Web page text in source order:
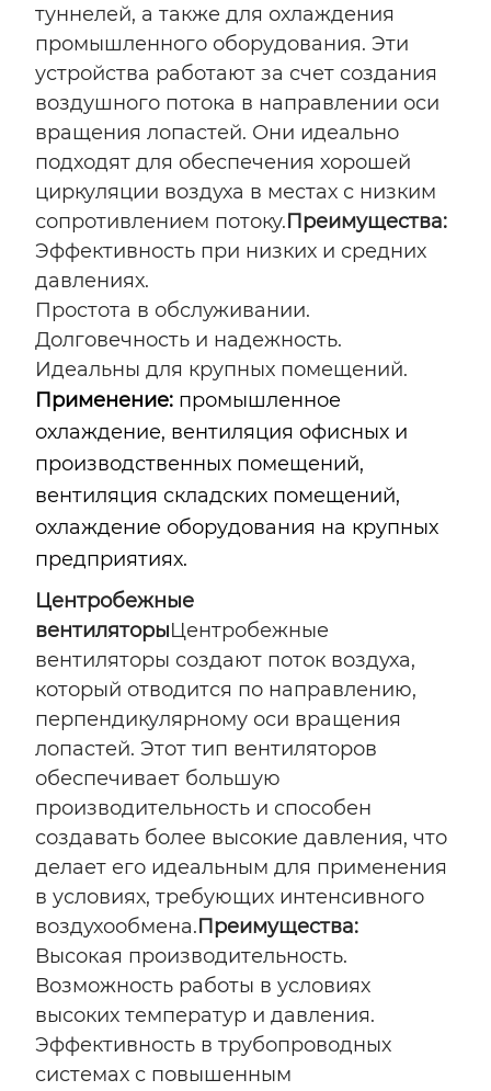
туннелей, а также для охлаждения
промышленного оборудования. Эти
устройства работают за счет создания
воздушного потока в направлении оси
вращения лопастей. Они идеально
подходят для обеспечения хорошей
циркуляции воздуха в местах с низким
сопротивлением потоку.Преимущества:
Эффективность при низких и средних
давлениях.
Простота в обслуживании.
Долговечность и надежность.
Идеальны для крупных помещений.
Применение: промышленное
охлаждение, вентиляция офисных и
производственных помещений,
вентиляция складских помещений,
охлаждение оборудования на крупных
предприятиях.
Центробежные
вентиляторыЦентробежные
вентиляторы создают поток воздуха,
который отводится по направлению,
перпендикулярному оси вращения
лопастей. Этот тип вентиляторов
обеспечивает большую
производительность и способен
создавать более высокие давления, что
делает его идеальным для применения
в условиях, требующих интенсивного
воздухообмена.Преимущества:
Высокая производительность.
Возможность работы в условиях
высоких температур и давления.
Эффективность в трубопроводных
системах с повышенным